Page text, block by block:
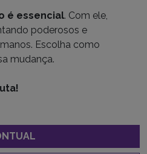
é essencial. Com ele,
poderosos e
Escolha como
mudança.